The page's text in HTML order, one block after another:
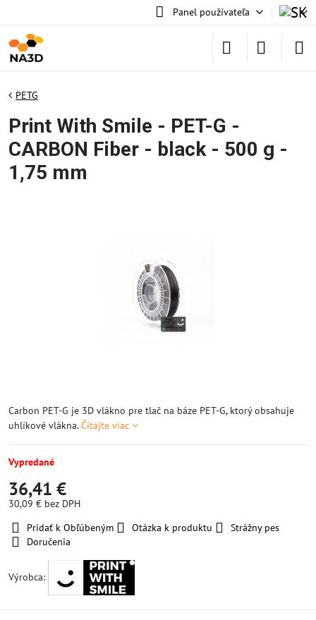
Panel používateľa
PETG
Print With Smile - PET-G -
CARBON Fiber - black - 500 g -
1,75 mm
Carbon PET-G je 3D vlákno pre tlač na báze PET-G, ktorý obsahuje
uhlíkové vlákna.Čítajte viac
Vypredané
36,41 €
30,09 € bez DPH
Pridať k Obľúbeným
Otázka k produktu
Strážny pes
Doručenia
Výrobca: